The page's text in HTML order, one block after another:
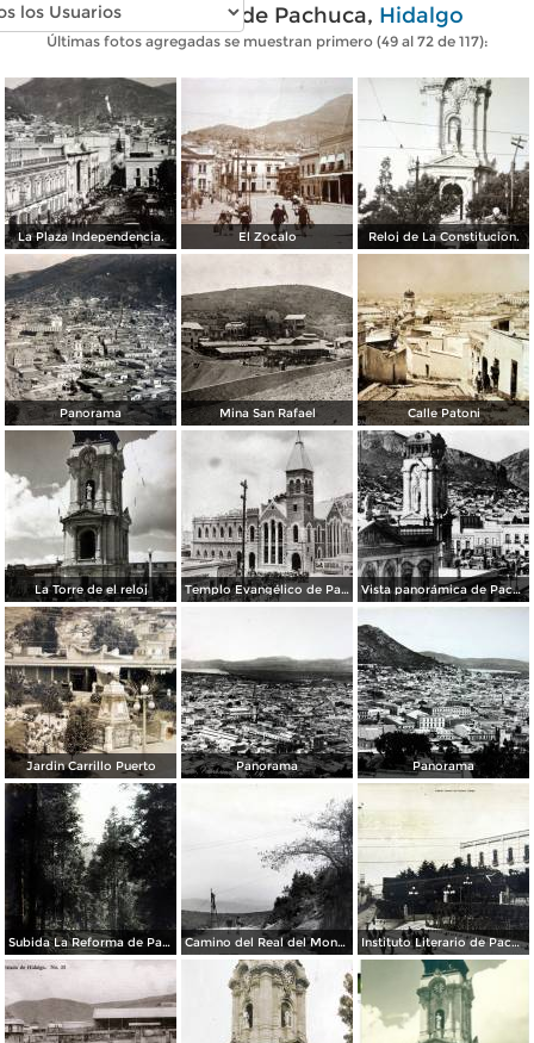
Fotos antiguas de Pachuca, Hidalgo
Últimas fotos agregadas se muestran primero (49 al 72 de 117):
La Plaza Independencia. El Zocalo Reloj de La Constitucion.
Panorama Mina San Rafael Calle Patoni
La Torre de el reloj Templo Evangélico de Pachuca Vista panorámica de Pachuca
Jardin Carrillo Puerto Panorama Panorama
Subida La Reforma de Pachuca Hidalgo Camino del Real del Monte de Pachuca Hidalgo Instituto Literario de Pachuca Hidalgo